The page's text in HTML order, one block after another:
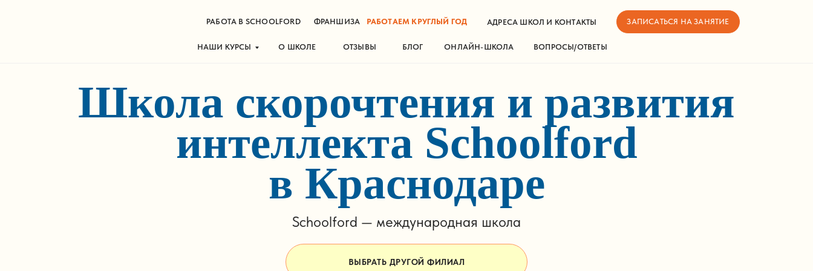
РАБОТА В SCHOOLFORD ЗАПИСАТЬСЯ НА ЗАНЯТИЕ
ФРАНШИЗА РАБОТАЕМ КРУГЛЫЙ ГОД АДРЕСА ШКОЛ И КОНТАКТЫ
НАШИ КУРСЫ О ШКОЛЕ ОТЗЫВЫ БЛОГ ОНЛАЙН-ШКОЛА ВОПРОСЫ/ОТВЕТЫ
Школа скорочтения и развития
интеллекта Schoolford
в Краснодаре
Schoolford — международная школа
ВЫБРАТЬ ДРУГОЙ ФИЛИАЛ